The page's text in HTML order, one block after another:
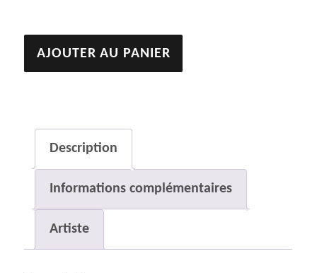
quantité
de
AJOUTER AU PANIER
Description
Informations complémentaires
Artiste